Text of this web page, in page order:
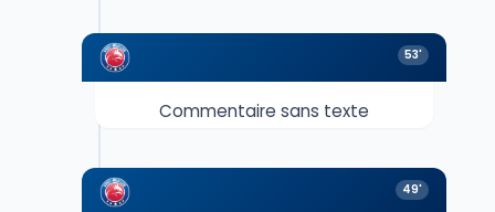
53'
Commentaire sans texte
49'